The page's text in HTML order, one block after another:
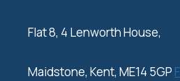
‍Flat 8, 4 Lenworth House,
Maidstone, Kent, ME14 5GP